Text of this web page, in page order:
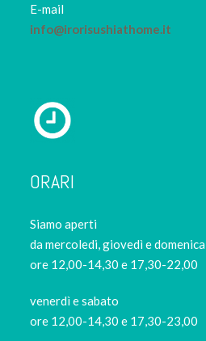
E-mail
info@irorisushiathome.it
ORARI
Siamo aperti
da mercoledi, giovedì e domenica
ore 12,00-14,30 e 17,30-22,00
venerdì e sabato
ore 12,00-14,30 e 17,30-23,00